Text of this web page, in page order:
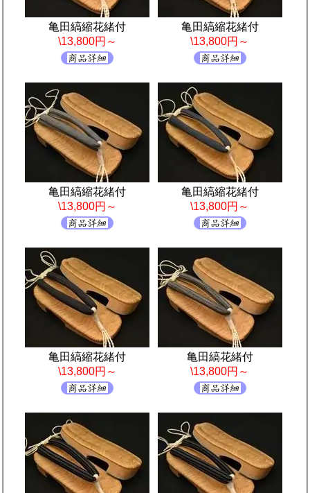
亀田縞縮花緒付
\13,800円～
亀田縞縮花緒付
\13,800円～
亀田縞縮花緒付
\13,800円～
亀田縞縮花緒付
\13,800円～
亀田縞縮花緒付
\13,800円～
亀田縞花緒付
\13,800円～